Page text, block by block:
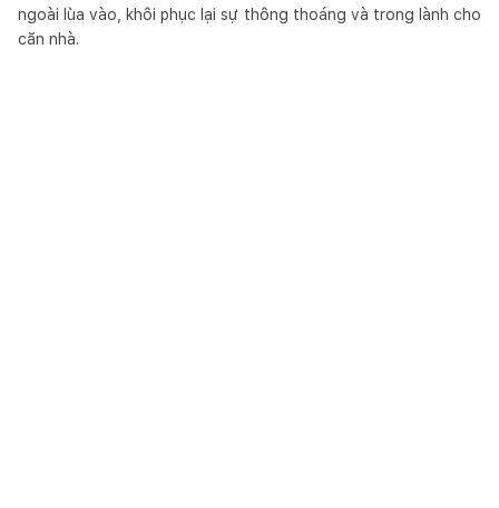
ngoài lùa vào, khôi phục lại sự thông thoáng và trong lành cho
căn nhà.